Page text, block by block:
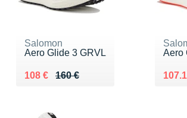
Salomon
Aero Glide 3 GRVL
160 €
Au lieu de 160 €
108 €
Vendu 108 €
Aero
Au